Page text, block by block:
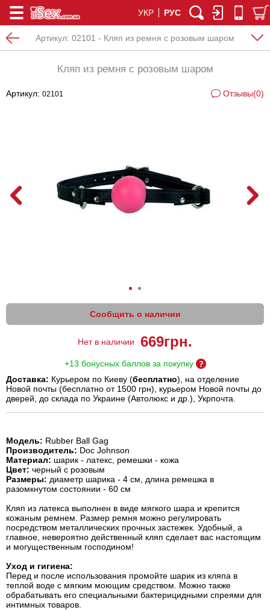
УКР РУС
Артикул: 02101 - Кляп из ремня с розовым шаром
Кляп из ремня с розовым шаром
Артикул: 02101 Отзывы(0)
Сообщить о наличии
Нет в наличии 669грн.
+13 бонусных баллов за покупку
Доставка: Курьером по Киеву (бесплатно), на отделение
Новой почты (бесплатно от 1500 грн), курьером Новой почты до
дверей, до склада по Украине (Автолюкс и др.), Укрпочта.
Модель: Rubber Ball Gag
Производитель: Doc Johnson
Материал: шарик - латекс, ремешки - кожа
Цвет: черный с розовым
Размеры: диаметр шарика - 4 см, длина ремешка в
разомкнутом состоянии - 60 см
Кляп из латекса выполнен в виде мягкого шара и крепится
кожаным ремнем. Размер ремня можно регулировать
посредством металлических прочных застежек. Удобный, а
главное, невероятно действенный кляп сделает вас настоящим
и могущественным господином!
Уход и гигиена:
Перед и после использования промойте шарик из кляпа в
теплой воде с мягким моющим средством. Можно также
обрабатывать его специальными бактерицидными спреями для
интимных товаров.